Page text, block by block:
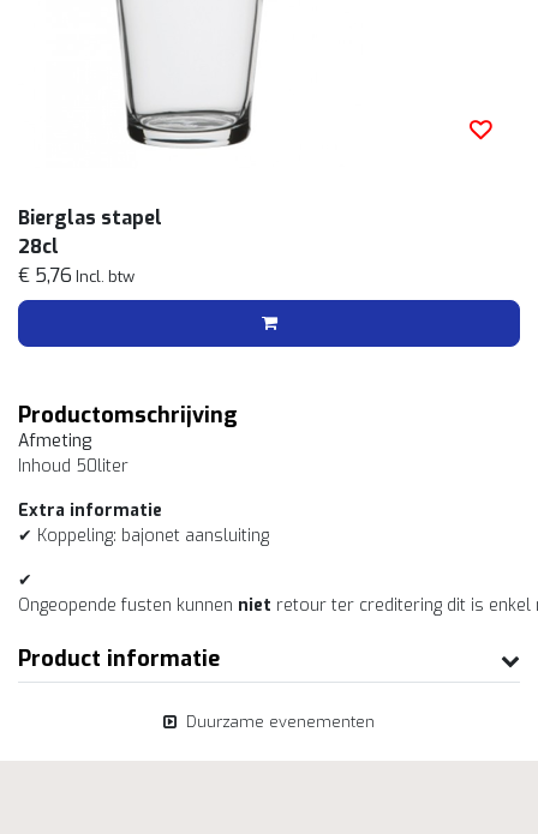
Bierglas stapel
28cl
€ 5,76 Incl. btw
Productomschrijving
Afmeting
Inhoud 50liter
Extra informatie
✔ Koppeling: bajonet aansluiting
✔
Ongeopende fusten kunnen niet retour ter creditering dit is enkel
Product informatie
Duurzame evenementen